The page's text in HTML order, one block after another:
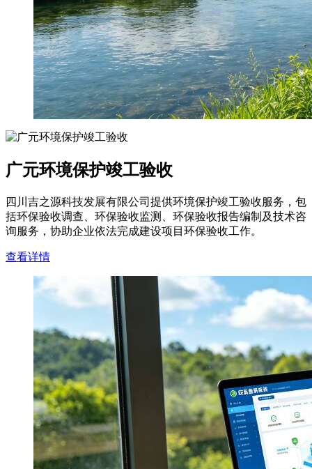
广元环境保护竣工验收
四川吉之源科技发展有限公司提供环境保护竣工验收服务，包
括环保验收调查、环保验收监测、环保验收报告编制及技术咨
询服务，协助企业依法完成建设项目环保验收工作。
查看详情